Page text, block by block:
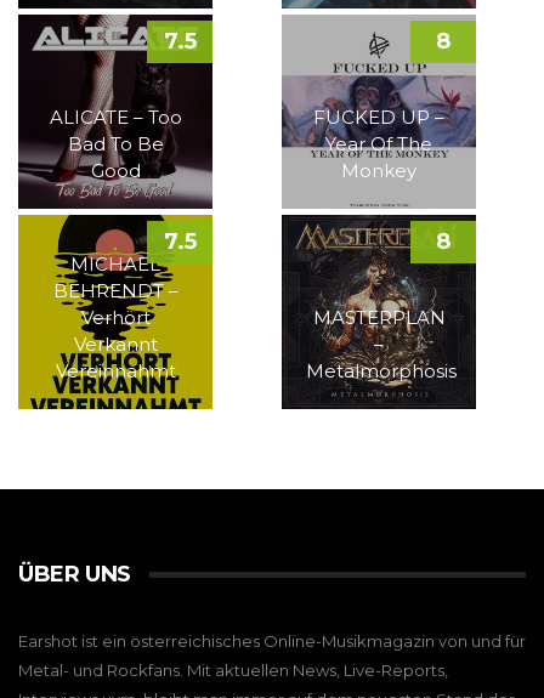
ALICATE – Too
Bad To Be
Good
7.5
FUCKED UP –
Year Of The
Monkey
8
MICHAEL
BEHRENDT –
Verhört
Verkannt
Vereinnahmt
7.5
MASTERPLAN
–
Metalmorphosis
8
ÜBER UNS
Earshot ist ein österreichisches Online-Musikmagazin von und für
Metal- und Rockfans. Mit aktuellen News, Live-Reports,